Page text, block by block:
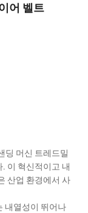
어 벨트
딩 머신 트레드밀
이 혁신적이고 내
산업 환경에서 사
내열성이 뛰어나